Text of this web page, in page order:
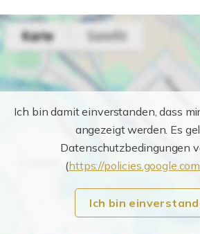
Ich bin damit einverstanden, dass
angezeigt werden. Es
Datenschutzbedingungen
(https://
Ich bin